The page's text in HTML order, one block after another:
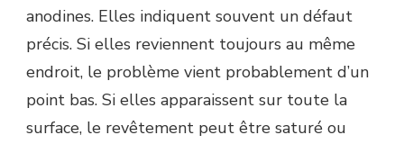
anodines. Elles indiquent souvent un défaut
précis. Si elles reviennent toujours au même
endroit, le problème vient probablement d’un
point bas. Si elles apparaissent sur toute la
surface, le revêtement peut être saturé ou